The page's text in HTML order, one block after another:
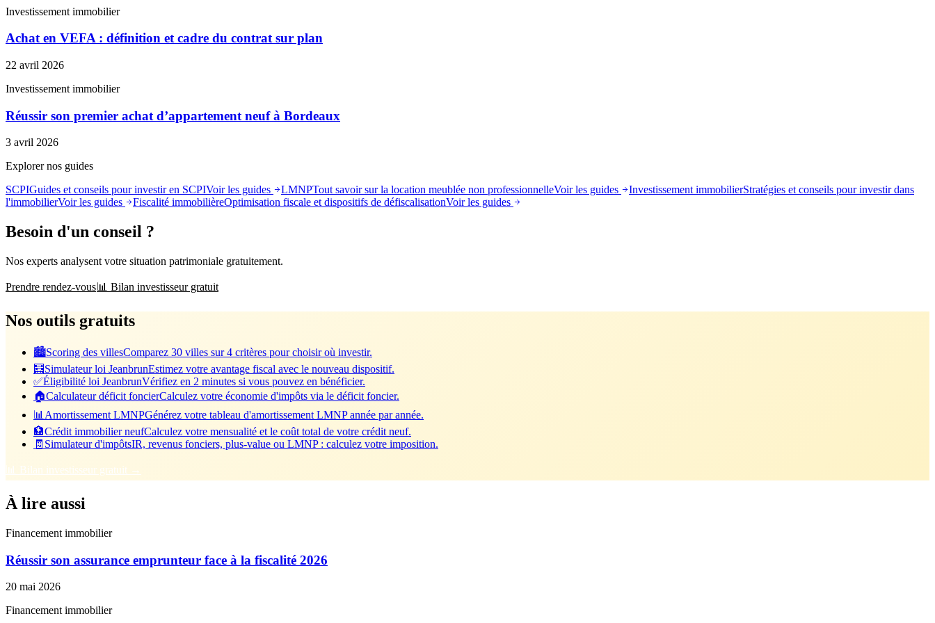
Investissement immobilier
Achat en VEFA : définition et cadre du contrat sur plan
22 avril 2026
Investissement immobilier
Réussir son premier achat d’appartement neuf à Bordeaux
3 avril 2026
Explorer nos guides
SCPIGuides et conseils pour investir en SCPIVoir les guides LMNPTout savoir sur la location meublée non professionnelleVoir les guides Investissement immobilierStratégies et conseils pour investir dans
l'immobilierVoir les guides Fiscalité immobilièreOptimisation fiscale et dispositifs de défiscalisationVoir les guides
Besoin d'un conseil ?
Nos experts analysent votre situation patrimoniale gratuitement.
Prendre rendez-vous📊 Bilan investisseur gratuit
Nos outils gratuits
🏙️Scoring des villesComparez 30 villes sur 4 critères pour choisir où investir.
🧮Simulateur loi JeanbrunEstimez votre avantage fiscal avec le nouveau dispositif.
✅Éligibilité loi JeanbrunVérifiez en 2 minutes si vous pouvez en bénéficier.
🏠Calculateur déficit foncierCalculez votre économie d'impôts via le déficit foncier.
📊 Amortissement LMNPGénérez votre tableau d'amortissement LMNP année par année.
🏦Crédit immobilier neufCalculez votre mensualité et le coût total de votre crédit neuf.
🧾 Simulateur d'impôtsIR, revenus fonciers, plus-value ou LMNP : calculez votre imposition.
📊 Bilan investisseur gratuit →
À lire aussi
Financement immobilier
Réussir son assurance emprunteur face à la fiscalité 2026
20 mai 2026
Financement immobilier